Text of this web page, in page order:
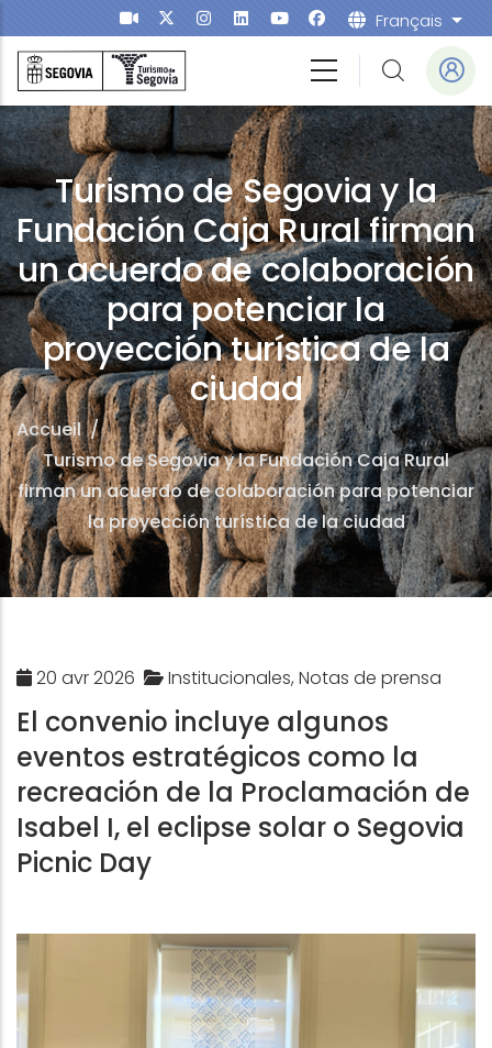
Aller au contenu principal Français
Turismo de Segovia y la
Fundación Caja Rural firman
un acuerdo de colaboración
para potenciar la
proyección turística de la
ciudad
Accueil/
Turismo de Segovia y la Fundación Caja Rural
firman un acuerdo de colaboración para potenciar
la proyección turística de la ciudad
20 avr 2026 Institucionales, Notas de prensa
El convenio incluye algunos
eventos estratégicos como la
recreación de la Proclamación de
Isabel I, el eclipse solar o Segovia
Picnic Day